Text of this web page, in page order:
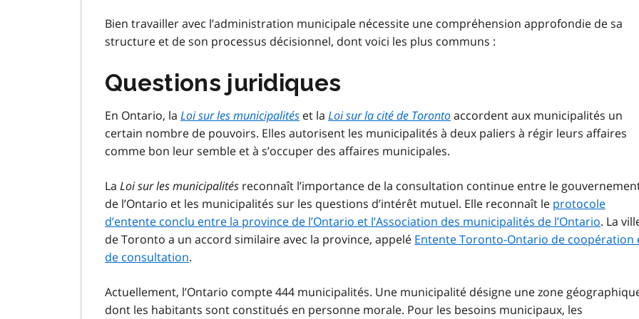
Bien travailler avec l’administration municipale nécessite une compréhension approfondie de sa
structure et de son processus décisionnel, dont voici les plus communs :
Questions juridiques
En Ontario, la Loi sur les municipalités et la Loi sur la cité de Torontoaccordent aux municipalités un
certain nombre de pouvoirs. Elles autorisent les municipalités à deux paliers à régir leurs affaires
comme bon leur semble et à s’occuper des affaires municipales.
La Loi sur les municipalités reconnaît l’importance de la consultation continue entre le
de l’Ontario et les municipalités sur les questions d’intérêt mutuel. Elle reconnaît le protocole
d’entente conclu entre la province de l’Ontario et l’Association des municipalités de l’Ontario. La
de Toronto a un accord similaire avec la province, appelé Entente Toronto-Ontario de coopération
de consultation.
Actuellement, l’Ontario compte 444 municipalités. Une municipalité désigne une zone
dont les habitants sont constitués en personne morale. Pour les besoins municipaux, les